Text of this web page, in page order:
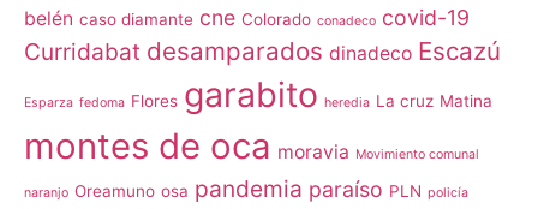
belén caso diamante cne Colorado conadeco covid-19
Curridabat desamparados dinadeco Escazú
Esparza fedoma Flores garabito heredia La cruz Matina
montes de oca moravia Movimiento comunal
naranjo Oreamuno osa pandemia paraíso PLN policía